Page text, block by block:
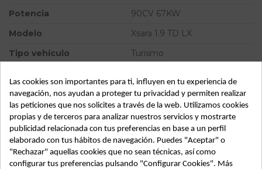
Potencia
90CV 67KW
Modelo
Xsara 1.9 TD LX
Tipo vehículo
Turismo
SubAlmacén
362
SubSubAlmacén
100028996
ID: 811454
Fecha disponible: 2022-04-19
Las cookies son importantes para ti, influyen en tu experiencia de
navegación, nos ayudan a proteger tu privacidad y permiten realizar
las peticiones que nos solicites a través de la web. Utilizamos cookies
propias y de terceros para analizar nuestros servicios y mostrarte
publicidad relacionada con tus preferencias en base a un perfil
elaborado con tus hábitos de navegación. Puedes "Aceptar" o
"Rechazar" aquellas cookies que no sean técnicas, así como
configurar tus preferencias pulsando "Configurar Cookies". Más